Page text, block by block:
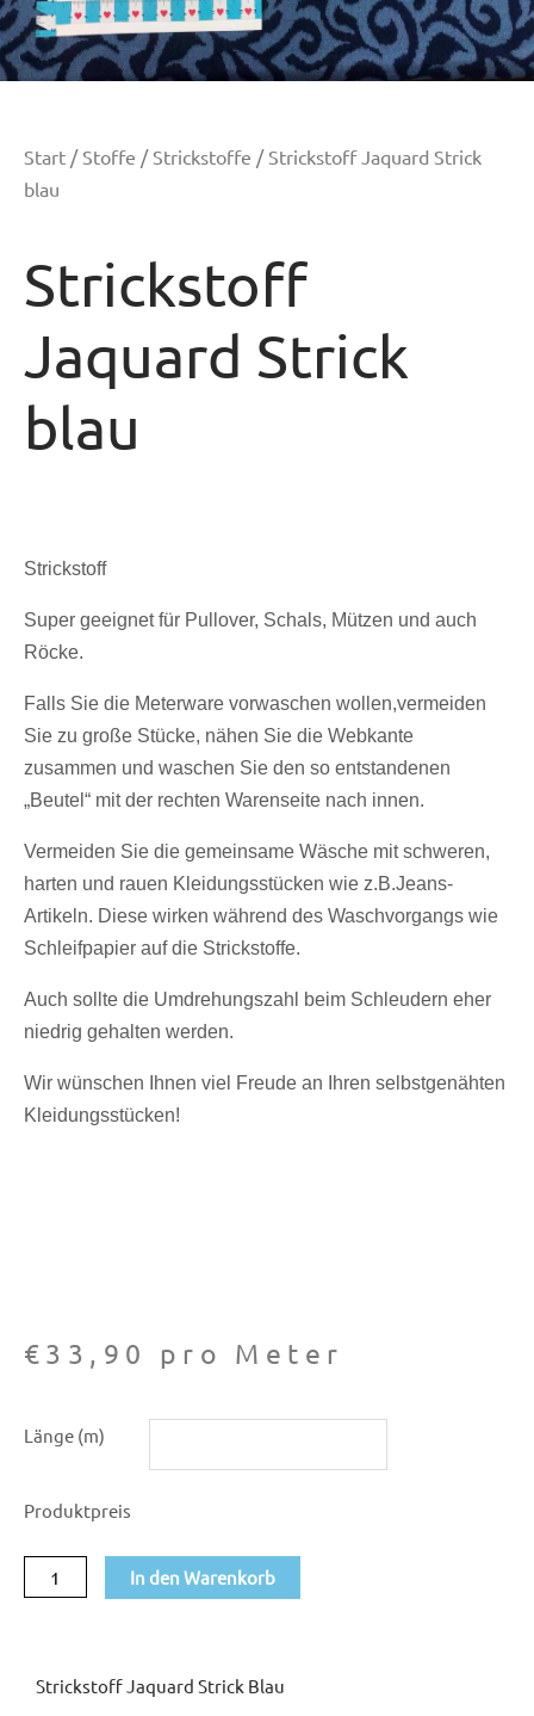
Start / Stoffe / Strickstoffe / Strickstoff Jaquard Strick
blau
Strickstoff
Jaquard Strick
blau
Strickstoff
Super geeignet für Pullover, Schals, Mützen und auch
Röcke.
Falls Sie die Meterware vorwaschen wollen,vermeiden
Sie zu große Stücke, nähen Sie die Webkante
zusammen und waschen Sie den so entstandenen
„Beutel“ mit der rechten Warenseite nach innen.
Vermeiden Sie die gemeinsame Wäsche mit schweren,
harten und rauen Kleidungsstücken wie z.B.Jeans-
Artikeln. Diese wirken während des Waschvorgangs wie
Schleifpapier auf die Strickstoffe.
Auch sollte die Umdrehungszahl beim Schleudern eher
niedrig gehalten werden.
Wir wünschen Ihnen viel Freude an Ihren selbstgenähten
Kleidungsstücken!
€ 33,90 pro Meter
Länge (m)
Produktpreis
Jaquard
blau
Menge
In den Warenkorb
Strickstoff Jaquard Strick Blau